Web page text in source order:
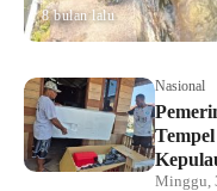
8 bulan lalu
Nasional
Minggu,